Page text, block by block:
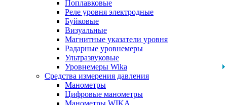
Поплавковые
Реле уровня электродные
Буйковые
Визуальные
Магнитные указатели уровня
Радарные уровнемеры
Ультразвуковые
Уровнемеры Wika
Средства измерения давления
Манометры
Цифровые манометры
Манометры WIKA